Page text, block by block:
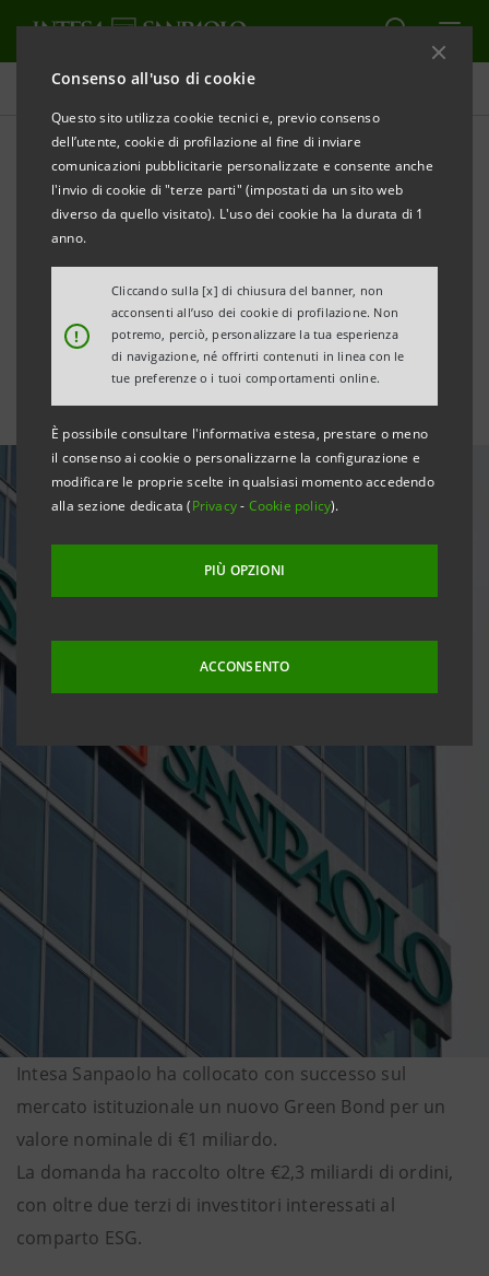
Consenso all'uso di cookie
Questo sito utilizza cookie tecnici e, previo consenso
dell’utente, cookie di profilazione al fine di inviare
comunicazioni pubblicitarie personalizzate e consente anche
l'invio di cookie di "terze parti" (impostati da un sito web
diverso da quello visitato). L'uso dei cookie ha la durata di 1
anno.
!
Cliccando sulla [x] di chiusura del banner, non
acconsenti all’uso dei cookie di profilazione. Non
potremo, perciò, personalizzare la tua esperienza
di navigazione, né offrirti contenuti in linea con le
tue preferenze o i tuoi comportamenti online.
È possibile consultare l'informativa estesa, prestare o meno
il consenso ai cookie o personalizzarne la configurazione e
modificare le proprie scelte in qualsiasi momento accedendo
alla sezione dedicata (Privacy- Cookie policy).
PIÙ OPZIONI
ACCONSENTO
Ultime notizie e approfondimenti
Grande successo del nuovo
Green Bond di Intesa
Sanpaolo: superati €2,3
miliardi
Intesa Sanpaolo ha collocato con successo sul
mercato istituzionale un nuovo Green Bond per un
valore nominale di €1 miliardo.
La domanda ha raccolto oltre €2,3 miliardi di ordini,
con oltre due terzi di investitori interessati al
comparto ESG.